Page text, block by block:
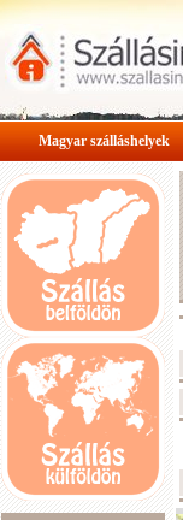
Magyar szálláshelyek